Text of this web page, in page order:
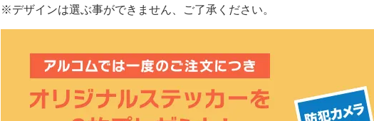
※デザインは選ぶ事ができません、ご了承ください。